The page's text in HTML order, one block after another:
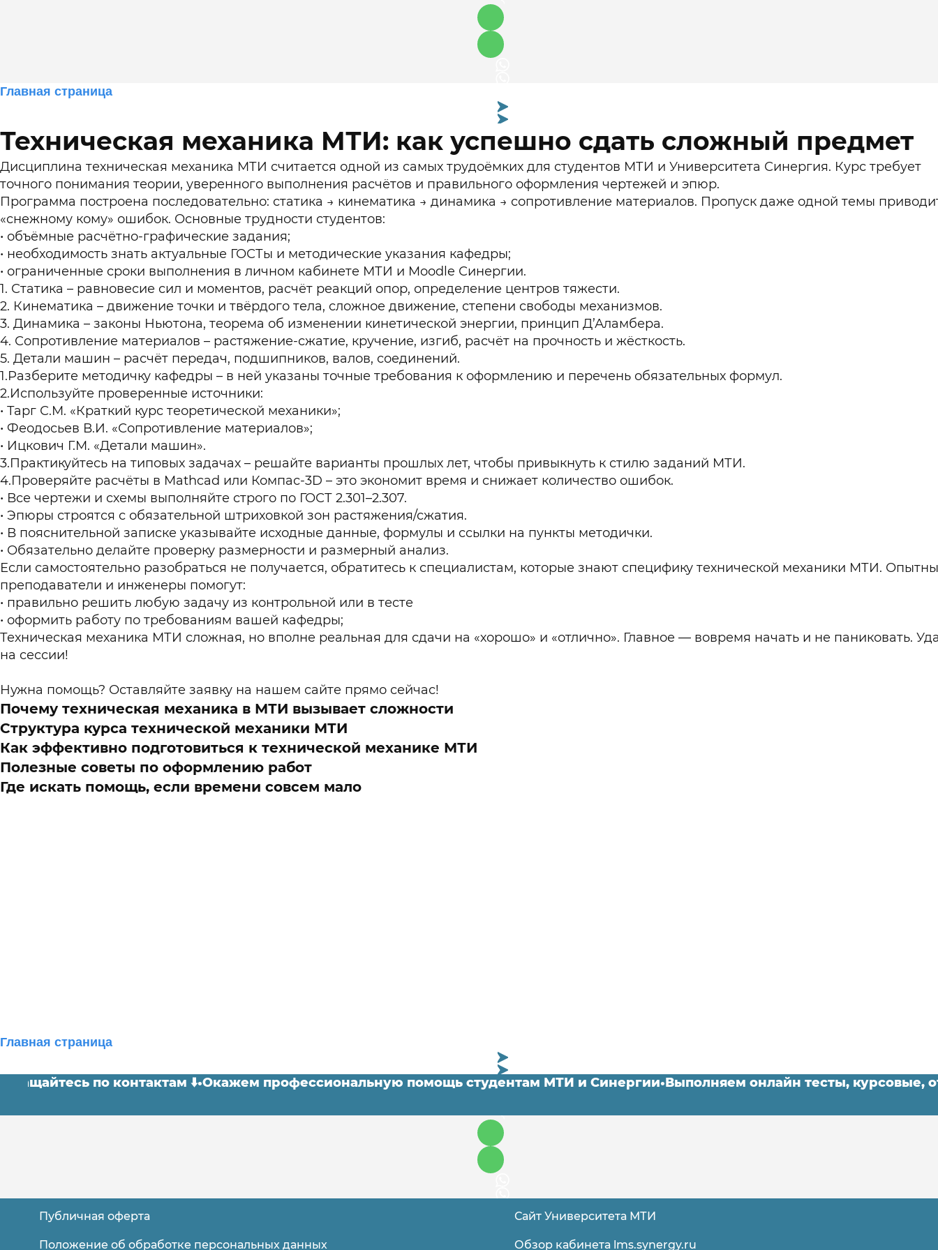
на портале lms.synergy.ru
Оставить заявку
Главная страница
Техническая механика МТИ: как успешно сдать сложный предмет
Блог
Техническая механика МТИ: как успешно сдать сложный предмет
Дисциплина техническая механика МТИ считается одной из самых трудоёмких для студентов МТИ и Университета Синергия. Курс требует
точного понимания теории, уверенного выполнения расчётов и правильного оформления чертежей и эпюр.
Программа построена последовательно: статика → кинематика → динамика → сопротивление материалов. Пропуск даже одной темы
«снежному кому» ошибок. Основные трудности студентов:
объёмные расчётно-графические задания;
необходимость знать актуальные ГОСТы и методические указания кафедры;
ограниченные сроки выполнения в личном кабинете МТИ и Moodle Синергии.
Статика – равновесие сил и моментов, расчёт реакций опор, определение центров тяжести.
Кинематика – движение точки и твёрдого тела, сложное движение, степени свободы механизмов.
Динамика – законы Ньютона, теорема об изменении кинетической энергии, принцип Д’Аламбера.
Сопротивление материалов – растяжение-сжатие, кручение, изгиб, расчёт на прочность и жёсткость.
Детали машин – расчёт передач, подшипников, валов, соединений.
1.Разберите методичку кафедры – в ней указаны точные требования к оформлению и перечень обязательных формул.
2.Используйте проверенные источники:
Тарг С.М. «Краткий курс теоретической механики»;
Феодосьев В.И. «Сопротивление материалов»;
Ицкович Г.М. «Детали машин».
3.Практикуйтесь на типовых задачах – решайте варианты прошлых лет, чтобы привыкнуть к стилю заданий МТИ.
4.Проверяйте расчёты в Mathcad или Компас-3D – это экономит время и снижает количество ошибок.
Все чертежи и схемы выполняйте строго по ГОСТ 2.301–2.307.
Эпюры строятся с обязательной штриховкой зон растяжения/сжатия.
В пояснительной записке указывайте исходные данные, формулы и ссылки на пункты методички.
Обязательно делайте проверку размерности и размерный анализ.
Если самостоятельно разобраться не получается, обратитесь к специалистам, которые знают специфику технической механики МТИ.
преподаватели и инженеры помогут:
правильно решить любую задачу из контрольной или в тесте
оформить работу по требованиям вашей кафедры;
Техническая механика МТИ сложная, но вполне реальная для сдачи на «хорошо» и «отлично». Главное — вовремя начать и не паниковать.
на сессии!
Нужна помощь? Оставляйте заявку на нашем сайте прямо сейчас!
Почему техническая механика в МТИ вызывает сложности
Структура курса технической механики МТИ
Как эффективно подготовиться к технической механике МТИ
Полезные советы по оформлению работ
Где искать помощь, если времени совсем мало
Главная страница
Техническая механика МТИ: как успешно сдать сложный предмет
по контактам ⬇️•Окажем профессиональную помощь студентам МТИ и Синергии•Выполняем онлайн тесты,
Помощь в прохождении онлайн тестов
для студентов Синергии и МТИ
Публичная оферта
Положение об обработке персональных данных
Сайт Университета МТИ
Обзор кабинета lms.synergy.ru